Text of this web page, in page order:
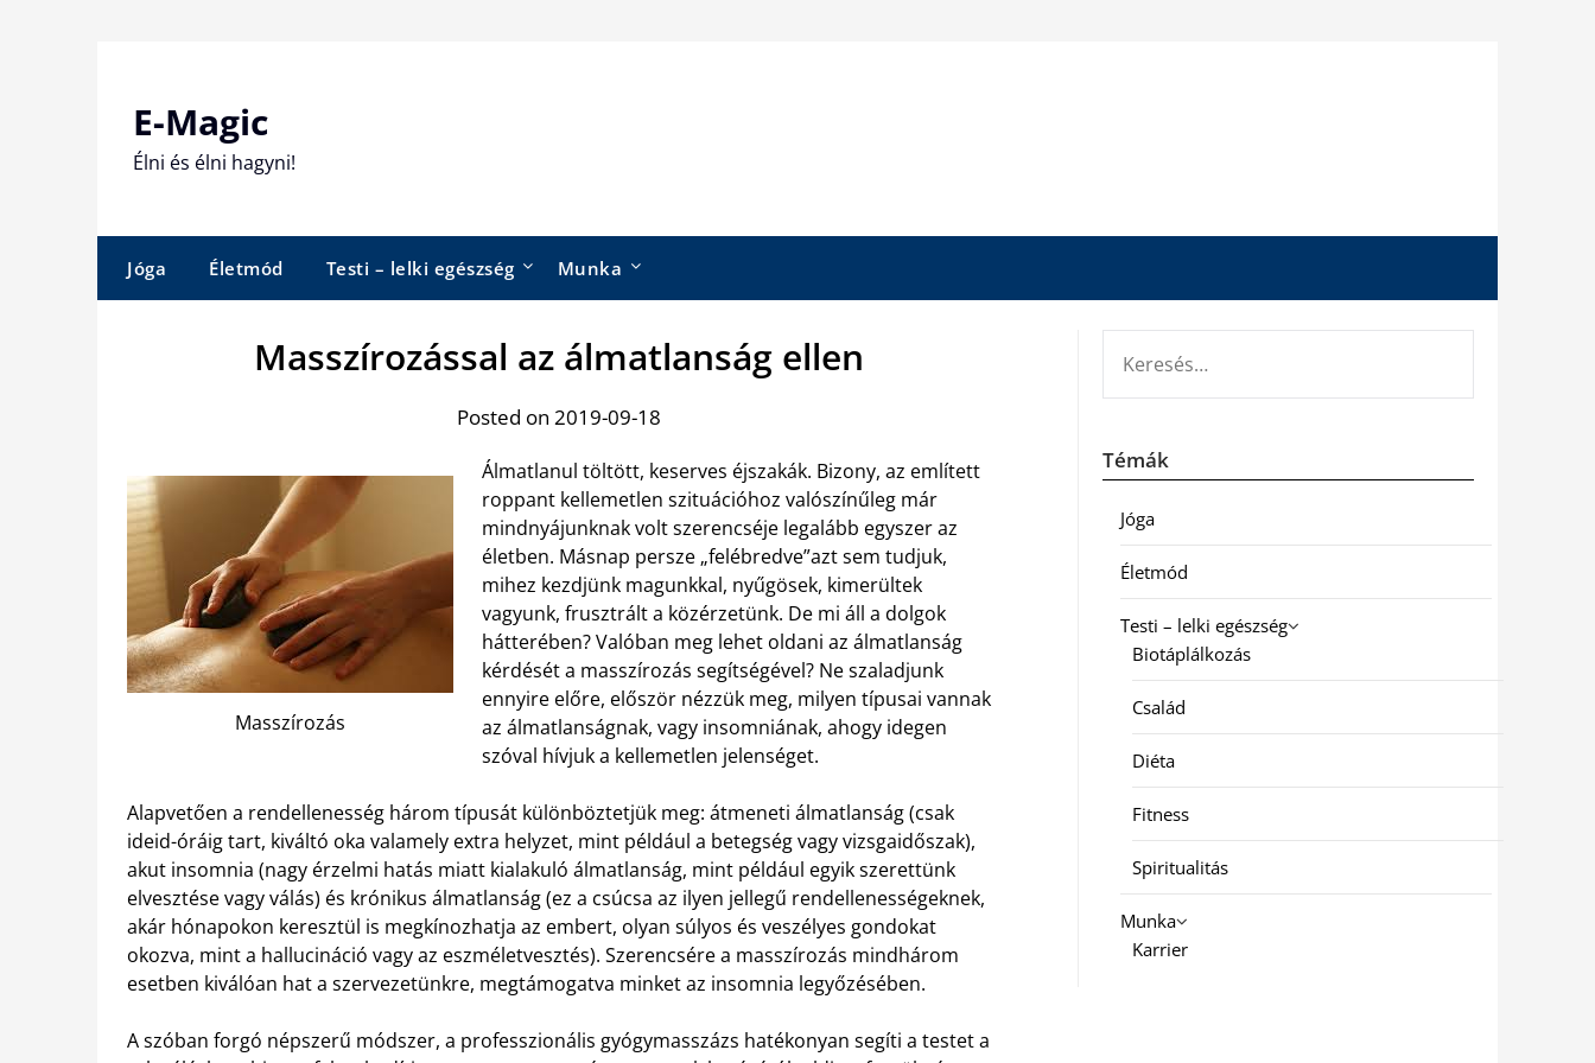
E-Magic
Élni és élni hagyni!
Jóga Életmód Testi – lelki egészség Munka
Masszírozással az álmatlanság ellen
Posted on 2019-09-18
Masszírozás
Álmatlanul töltött, keserves éjszakák. Bizony, az említett
roppant kellemetlen szituációhoz valószínűleg már
mindnyájunknak volt szerencséje legalább egyszer az
életben. Másnap persze „felébredve”azt sem tudjuk,
mihez kezdjünk magunkkal, nyűgösek, kimerültek
vagyunk, frusztrált a közérzetünk. De mi áll a dolgok
hátterében? Valóban meg lehet oldani az álmatlanság
kérdését a masszírozás segítségével? Ne szaladjunk
ennyire előre, először nézzük meg, milyen típusai vannak
az álmatlanságnak, vagy insomniának, ahogy idegen
szóval hívjuk a kellemetlen jelenséget.
Alapvetően a rendellenesség három típusát különböztetjük meg: átmeneti álmatlanság (csak
ideid-óráig tart, kiváltó oka valamely extra helyzet, mint például a betegség vagy vizsgaidőszak),
akut insomnia (nagy érzelmi hatás miatt kialakuló álmatlanság, mint például egyik szerettünk
elvesztése vagy válás) és krónikus álmatlanság (ez a csúcsa az ilyen jellegű rendellenességeknek,
akár hónapokon keresztül is megkínozhatja az embert, olyan súlyos és veszélyes gondokat
okozva, mint a hallucináció vagy az eszméletvesztés). Szerencsére a masszírozás mindhárom
esetben kiválóan hat a szervezetünkre, megtámogatva minket az insomnia legyőzésében.
A szóban forgó népszerű módszer, a professzionális gyógymasszázs hatékonyan segíti a testet a
Témák
Jóga
Életmód
Testi – lelki egészség
Biotáplálkozás
Család
Diéta
Fitness
Spiritualitás
Munka
Karrier